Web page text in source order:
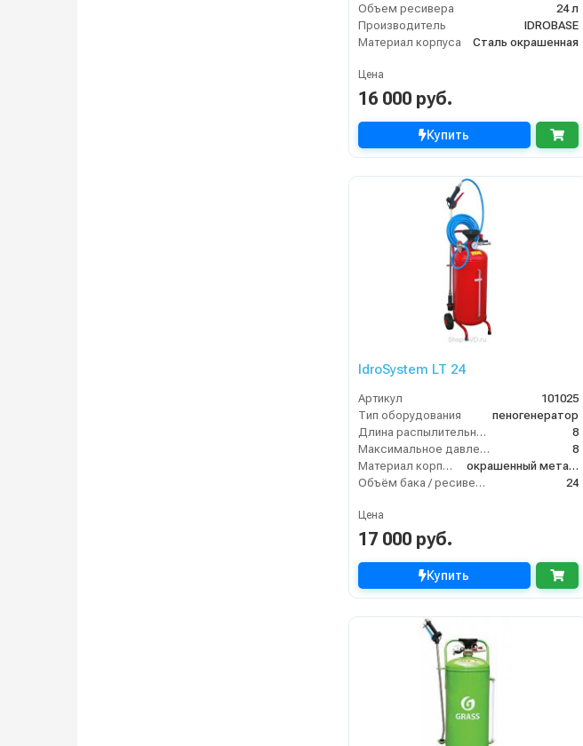
Объем ресивера
24 л
Производитель
IDROBASE
Материал корпуса
Сталь окрашенная
Цена
16 000 руб.
Купить
IdroSystem LT 24
Артикул
101025
Тип оборудования
пеногенератор
Длина распылительного шланга (м)
8
Максимальное давление на выходе (бар)
8
Материал корпуса
окрашенный металл
Объём бака / ресивера (л)
24
Цена
17 000 руб.
Купить